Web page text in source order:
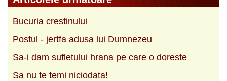
Bucuria crestinului
Postul - jertfa adusa lui Dumnezeu
Sa-i dam sufletului hrana pe care o doreste
Sa nu te temi niciodata!